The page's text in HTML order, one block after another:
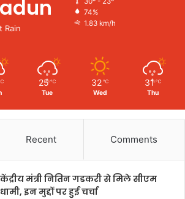
Rain
74%
1.83 km/h
25 ℃
Tue
32 ℃
Wed
31 ℃
Thu
Recent Comments
केंद्रीय मंत्री नितिन गडकरी से मिले सीएम
धामी, इन मुद्दों पर हुई चर्चा